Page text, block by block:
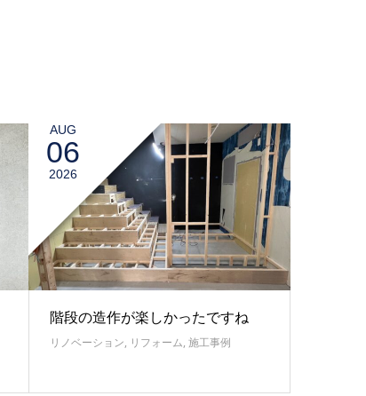
AUG
06
2026
階段の造作が楽しかったですね
リノベーション, リフォーム, 施工事例